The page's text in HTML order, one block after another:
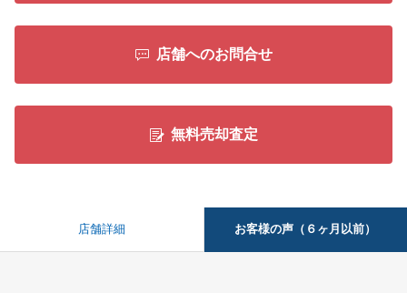
店舗へのお問合せ
無料売却査定
店舗詳細 お客様の声（６ヶ月以前）